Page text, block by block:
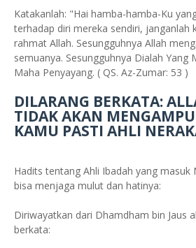
Katakanlah: "Hai hamba-hamba-Ku
terhadap diri mereka sendiri, janganlah
rahmat Allah. Sesungguhnya Allah
semuanya. Sesungguhnya Dialah Yang
Maha Penyayang. ( QS. Az-Zumar: 53 )
DILARANG BERKATA:
TIDAK AKAN
KAMU PASTI AHLI
Hadits tentang Ahli Ibadah yang masuk
bisa menjaga mulut dan hatinya:
Diriwayatkan dari Dhamdham bin Jaus
berkata: